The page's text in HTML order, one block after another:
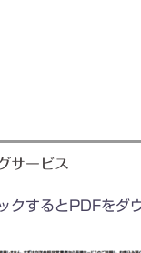
サービス
クするとPDFをダ